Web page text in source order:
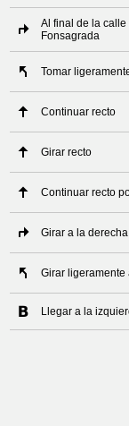
Al final de la calle
Fonsagrada
Tomar
Continuar recto
Girar recto
Continuar recto
Girar a la derecha
Girar
Llegar a la